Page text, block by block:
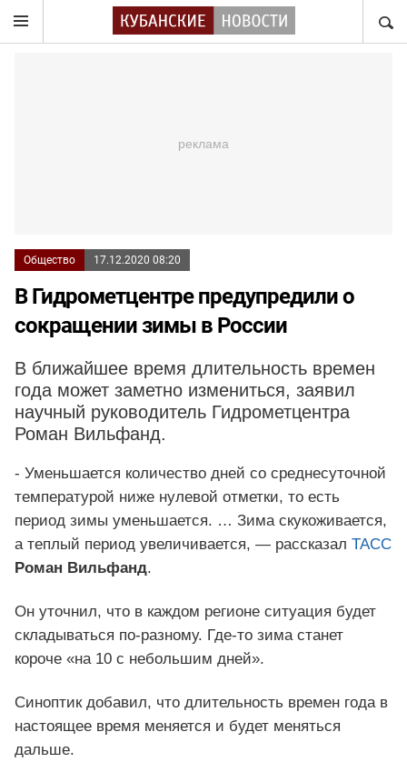
Общество 17.12.2020 08:20
В Гидрометцентре предупредили о
сокращении зимы в России
В ближайшее время длительность времен
года может заметно измениться, заявил
научный руководитель Гидрометцентра
Роман Вильфанд.
- Уменьшается количество дней со среднесуточной
температурой ниже нулевой отметки, то есть
период зимы уменьшается. … Зима скукоживается,
а теплый период увеличивается, — рассказал ТАСС
Роман Вильфанд.
Он уточнил, что в каждом регионе ситуация будет
складываться по-разному. Где-то зима станет
короче «на 10 с небольшим дней».
Синоптик добавил, что длительность времен года в
настоящее время меняется и будет меняться
дальше.